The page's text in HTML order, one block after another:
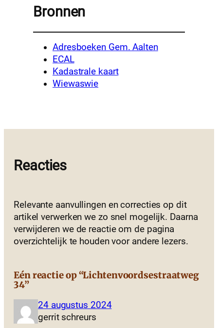
Bronnen
Adresboeken Gem. Aalten
ECAL
Kadastrale kaart
Wiewaswie
Reacties
Relevante aanvullingen en correcties op dit
artikel verwerken we zo snel mogelijk. Daarna
verwijderen we de reactie om de pagina
overzichtelijk te houden voor andere lezers.
Eén reactie op “Lichtenvoordsestraatweg
34”
24 augustus 2024
gerrit schreurs